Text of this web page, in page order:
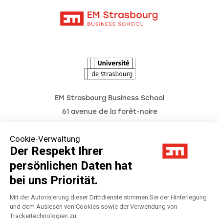
Cookie-Verwaltung
Der Respekt Ihrer
persönlichen Daten hat
bei uns Priorität.
Mit der Autorisierung dieser Drittdienste stimmen Sie der Hinterlegung
und dem Auslesen von Cookies sowie der Verwendung von
Trackertechnologien zu.
EM Strasbourg Business School
61 avenue de la forêt-noire
Tél. : 03 68 85 80 00
Impressum
Datenschutzerklärung